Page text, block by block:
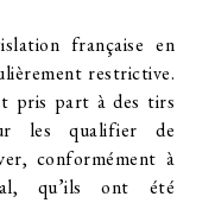
française en
restrictive.
pris part à des tirs
les qualifier de
conformément à
qu’ils ont été